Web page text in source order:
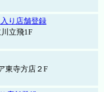
り店舗登録
立飛1F
東寺方店２F